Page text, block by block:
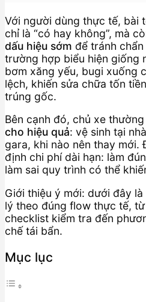
Với người dùng thực tế, bài
chỉ là “có hay không”, mà
dấu hiệu sớm để tránh
trường hợp biểu hiện giống
bơm xăng yếu, bugi xuống
lệch, khiến sửa chữa tốn
trúng gốc.
Bên cạnh đó, chủ xe
cho hiệu quả: vệ sinh tại
gara, khi nào nên thay
định chi phí dài hạn: làm
làm sai quy trình có thể
Giới thiệu ý mới: dưới đây
lý theo đúng flow thực tế,
checklist kiểm tra đến
chế tái bẩn.
Mục lục